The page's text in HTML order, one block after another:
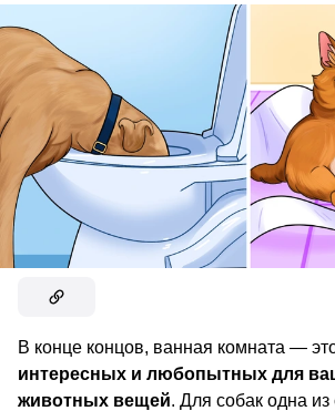
В конце концов, ванная комната —
интересных и любопытных для
животных вещей. Для собак одна